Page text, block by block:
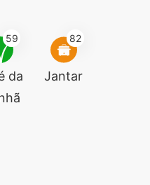
59
da
82
Jantar